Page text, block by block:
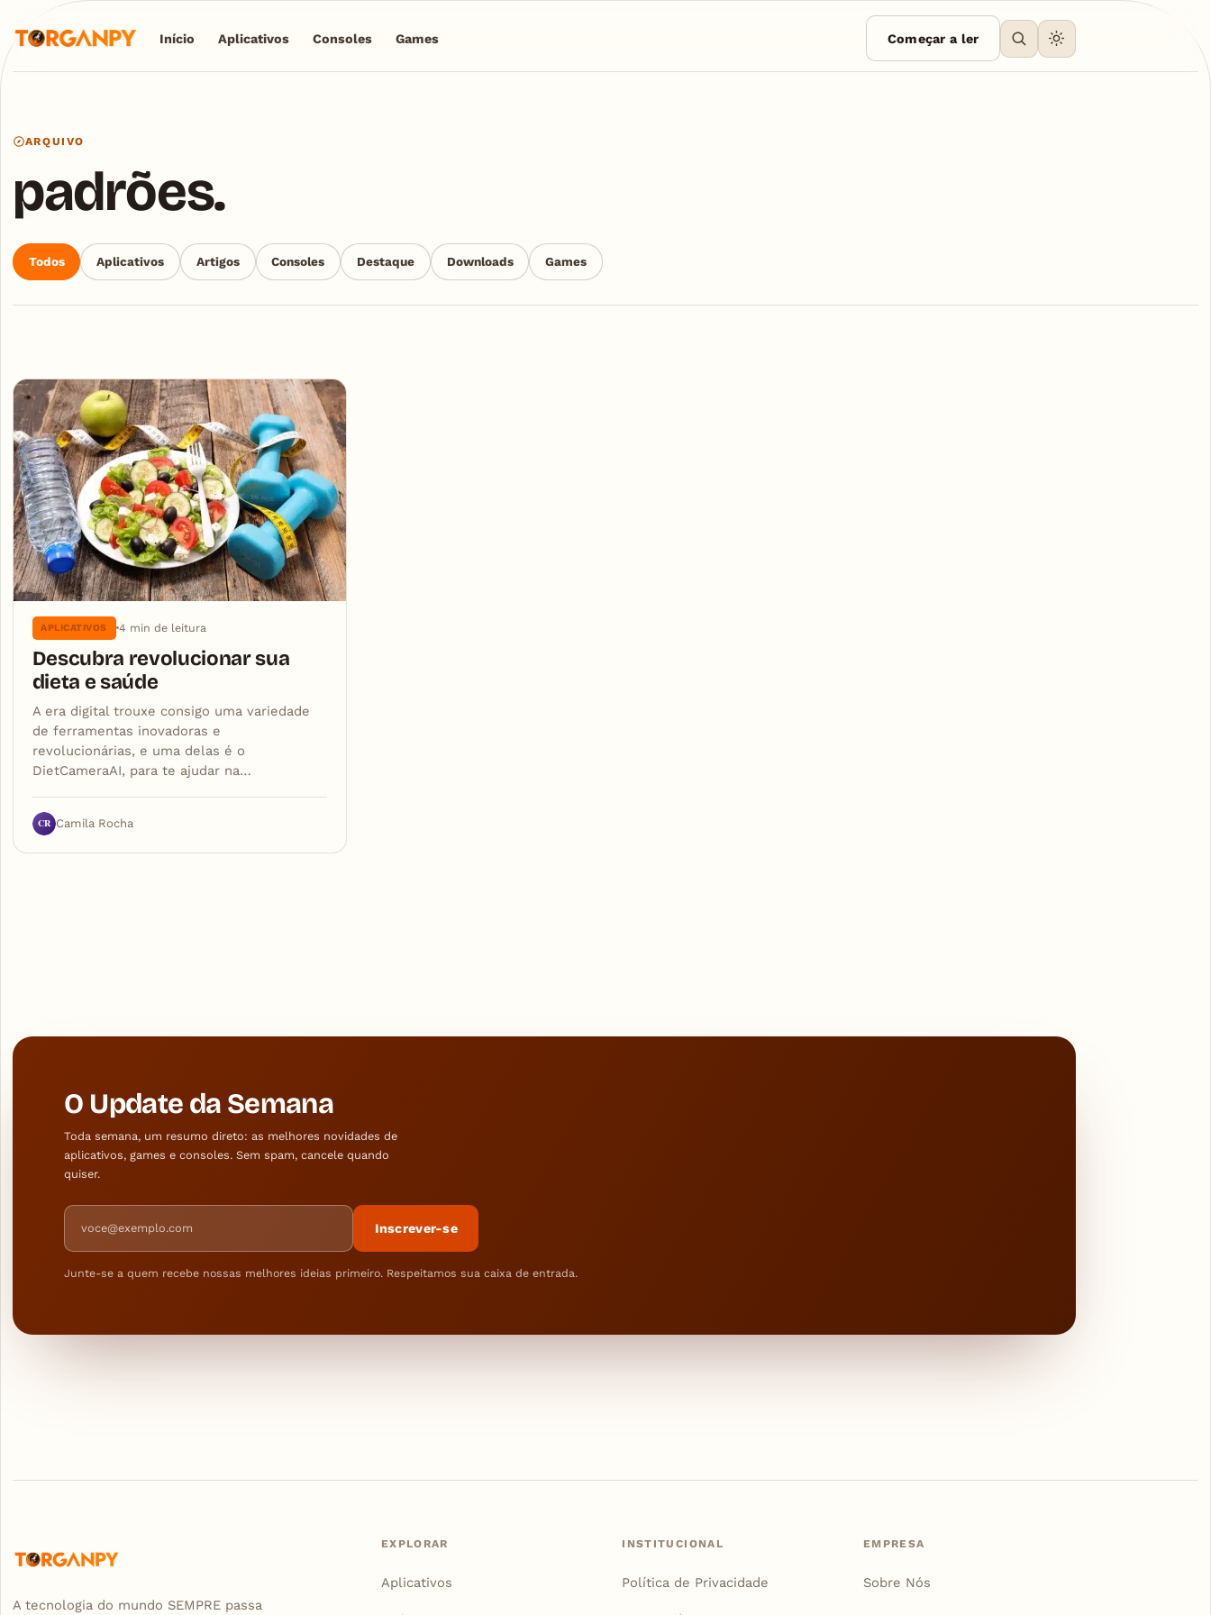
Início Aplicativos Consoles Games Começar a ler
ARQUIVO
padrões.
Todos Aplicativos Artigos Consoles Destaque Downloads Games
Articles
APLICATIVOS 4 min de leitura
Descubra revolucionar sua
dieta e saúde
A era digital trouxe consigo uma variedade
de ferramentas inovadoras e
revolucionárias, e uma delas é o
DietCameraAI, para te ajudar na…
CR Camila Rocha
O Update da Semana
Toda semana, um resumo direto: as melhores novidades de
aplicativos, games e consoles. Sem spam, cancele quando
quiser.
Endereço de e-mail
Inscrever-se
Junte-se a quem recebe nossas melhores ideias primeiro. Respeitamos sua caixa de entrada.
A tecnologia do mundo SEMPRE passa
EXPLORAR
Aplicativos
INSTITUCIONAL
Política de Privacidade
EMPRESA
Sobre Nós